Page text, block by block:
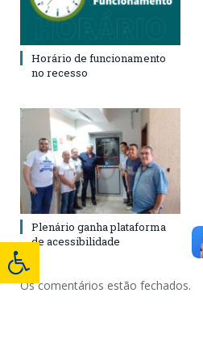
Horário de funcionamento
no recesso
Plenário ganha plataforma
de acessibilidade
Os comentários estão fechados.